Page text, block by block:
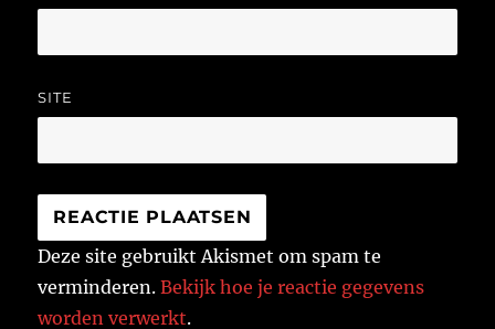
SITE
Deze site gebruikt Akismet om spam te
verminderen.Bekijk hoe je reactie gegevens
worden verwerkt.